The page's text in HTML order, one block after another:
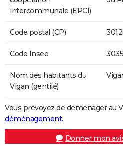
intercommunale (EPCI)
Code postal (CP)
Code Insee
Nom des habitants du
Vigan (gentilé)
Vous prévoyez de déménager au
déménagement.
Donner mon